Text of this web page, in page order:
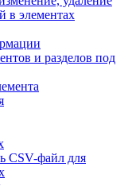
в элементах
и разделов под
CSV-файл для